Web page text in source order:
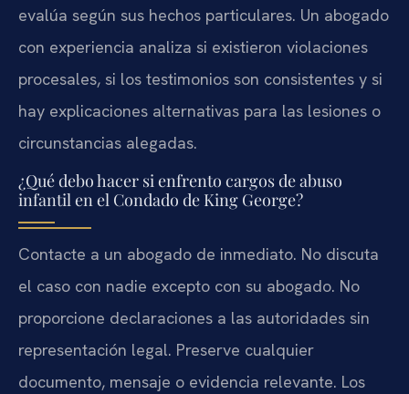
evalúa según sus hechos particulares. Un abogado
con experiencia analiza si existieron violaciones
procesales, si los testimonios son consistentes y si
hay explicaciones alternativas para las lesiones o
circunstancias alegadas.
¿Qué debo hacer si enfrento cargos de abuso
infantil en el Condado de King George?
Contacte a un abogado de inmediato. No discuta
el caso con nadie excepto con su abogado. No
proporcione declaraciones a las autoridades sin
representación legal. Preserve cualquier
documento, mensaje o evidencia relevante. Los